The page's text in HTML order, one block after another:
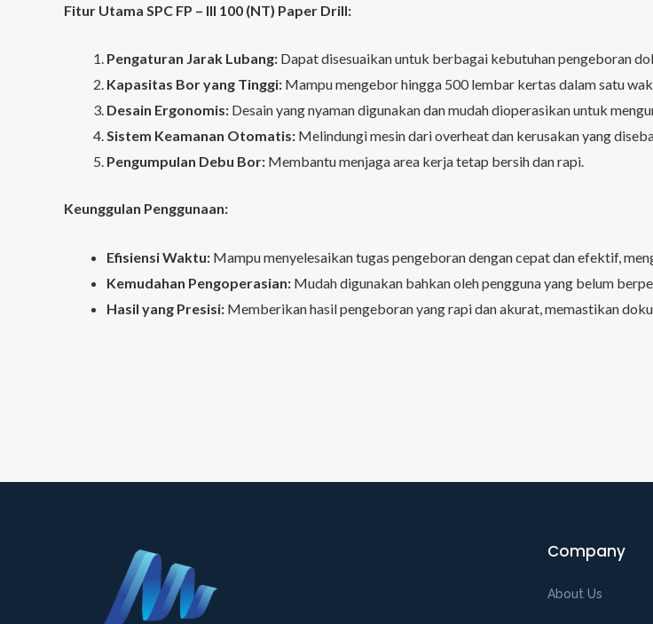
Fitur Utama SPC FP – III 100 (NT) Paper Drill:
Pengaturan Jarak Lubang: Dapat disesuaikan untuk berbagai kebutuhan pengeboran
Kapasitas Bor yang Tinggi: Mampu mengebor hingga 500 lembar kertas dalam satu
Desain Ergonomis: Desain yang nyaman digunakan dan mudah dioperasikan untuk
Sistem Keamanan Otomatis: Melindungi mesin dari overheat dan kerusakan yang
Pengumpulan Debu Bor: Membantu menjaga area kerja tetap bersih dan rapi.
Keunggulan Penggunaan:
Efisiensi Waktu: Mampu menyelesaikan tugas pengeboran dengan cepat dan efektif,
Kemudahan Pengoperasian: Mudah digunakan bahkan oleh pengguna yang belum
Hasil yang Presisi: Memberikan hasil pengeboran yang rapi dan akurat, memastikan
Company
About Us